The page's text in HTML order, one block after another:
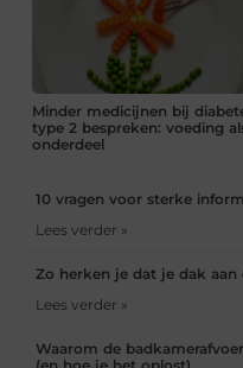
Minder medicijnen bij
type 2 bespreken: voeding
onderdeel
10 vragen voor sterke
Lees verder »
Zo herken je dat je dak
Lees verder »
Waarom de